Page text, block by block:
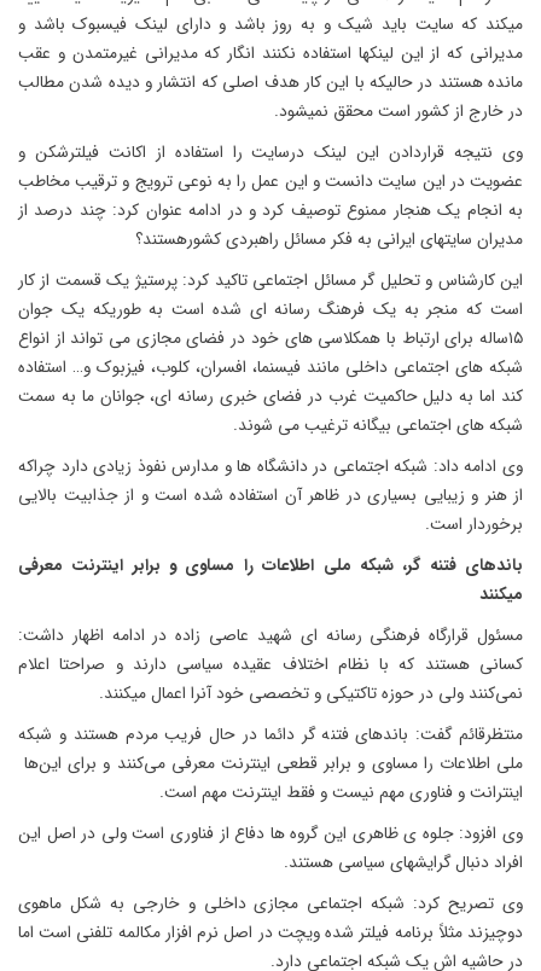
میکند که سایت باید شیک و به روز باشد و دارای لینک فیسبوک باشد و
مدیرانی که از این لینکها استفاده نکنند انگار که مدیرانی غیرمتمدن و عقب
مانده هستند در حالیکه با این کار هدف اصلی که انتشار و دیده شدن مطالب
در خارج از کشور است محقق نمیشود.
وی نتیجه قراردادن این لینک درسایت را استفاده از اکانت فیلترشکن و
عضویت در این سایت دانست و این عمل را به نوعی ترویج و ترقیب مخاطب
به انجام یک هنجار ممنوع توصیف کرد و در ادامه عنوان کرد: چند درصد از
مدیران سایتهای ایرانی به فکر مسائل راهبردی کشورهستند؟
این کارشناس و تحلیل گر مسائل اجتماعی تاکید کرد: پرستیژ یک قسمت از کار
است که منجر به یک فرهنگ رسانه ای شده است به طوریکه یک جوان
۱۵ساله برای ارتباط با همکلاسی های خود در فضای مجازی می تواند از انواع
شبکه های اجتماعی داخلی مانند فیسنما، افسران، کلوب، فیزبوک و… استفاده
کند اما به دلیل حاکمیت غرب در فضای خبری رسانه ای، جوانان ما به سمت
شبکه های اجتماعی بیگانه ترغیب می شوند.
وی ادامه داد: شبکه اجتماعی در دانشگاه ها و مدارس نفوذ زیادی دارد چراکه
از هنر و زیبایی بسیاری در ظاهر آن استفاده شده است و از جذابیت بالایی
برخوردار است.
باندهای فتنه گر، شبکه ملی اطلاعات را مساوی و برابر اینترنت معرفی
میکنند
مسئول قرارگاه فرهنگی رسانه ‌ای شهید عاصی‌ زاده در ادامه اظهار داشت:
کسانی هستند که با نظام اختلاف عقیده سیاسی دارند و صراحتا اعلام
نمی‌کنند ولی در حوزه تاکتیکی و تخصصی خود آنرا اعمال میکنند.
منتظرقائم گفت: باندهای فتنه گر دائما در حال فریب مردم هستند و شبکه
ملی اطلاعات را مساوی و برابر قطعی اینترنت معرفی می‌کنند و برای این‌ها
اینترانت و فناوری مهم نیست و فقط اینترنت مهم است.
وی افزود: جلوه ی ظاهری این گروه ها دفاع از فناوری است ولی در اصل این
افراد دنبال گرایشهای سیاسی هستند.
وی تصریح کرد: شبکه اجتماعی مجازی داخلی و خارجی به شکل ماهوی
دوچیزند مثلاً برنامه فیلتر شده ویچت در اصل نرم افزار مکالمه تلفنی است اما
در حاشیه اش یک شبکه اجتماعی دارد.